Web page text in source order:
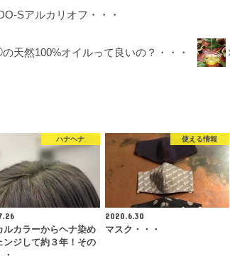
Sアルカリオフ・・・
天然100%オイルって良いの？・・・
ハナヘナ
ルカラーからヘナ染め
ンジして約３年！その
使える情報
2020.6.30
マスク・・・